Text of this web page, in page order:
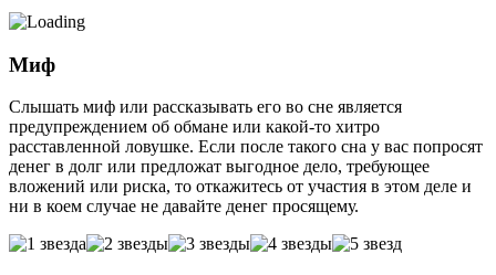
Миф
Слышать миф или рассказывать его во сне является
предупреждением об обмане или какой-то хитро
расставленной ловушке. Если после такого сна у вас попросят
денег в долг или предложат выгодное дело, требующее
вложений или риска, то откажитесь от участия в этом деле и
ни в коем случае не давайте денег просящему.